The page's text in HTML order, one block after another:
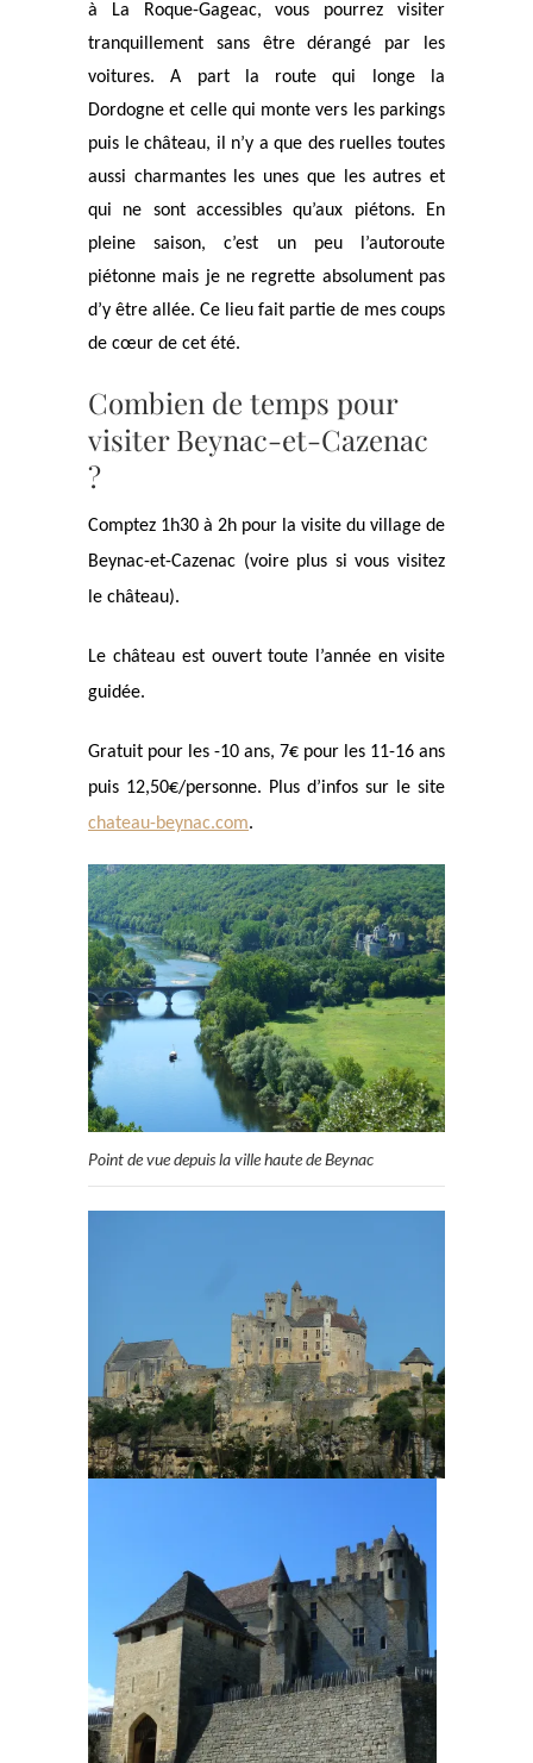
à La Roque-Gageac, vous pourrez visiter
tranquillement sans être dérangé par les
voitures. A part la route qui longe la
Dordogne et celle qui monte vers les parkings
puis le château, il n’y a que des ruelles toutes
aussi charmantes les unes que les autres et
qui ne sont accessibles qu’aux piétons. En
pleine saison, c’est un peu l’autoroute
piétonne mais je ne regrette absolument pas
d’y être allée. Ce lieu fait partie de mes coups
de cœur de cet été.
Combien de temps pour
visiter Beynac-et-Cazenac
?
Comptez 1h30 à 2h pour la visite du village de
Beynac-et-Cazenac (voire plus si vous visitez
le château).
Le château est ouvert toute l’année en visite
guidée.
Gratuit pour les -10 ans, 7€ pour les 11-16 ans
puis 12,50€/personne. Plus d’infos sur le site
chateau-beynac.com.
Point de vue depuis la ville haute de Beynac